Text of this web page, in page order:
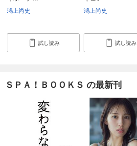
鴻上尚史
試し読み
鴻上尚史
試し読み
ＳＰＡ！ＢＯＯＫＳ の最新刊